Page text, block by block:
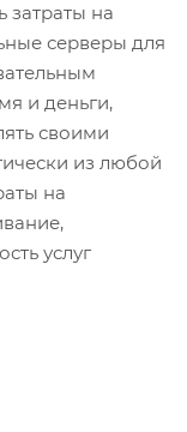
затраты на
серверы для
и деньги,
своими
из любой
на
услуг